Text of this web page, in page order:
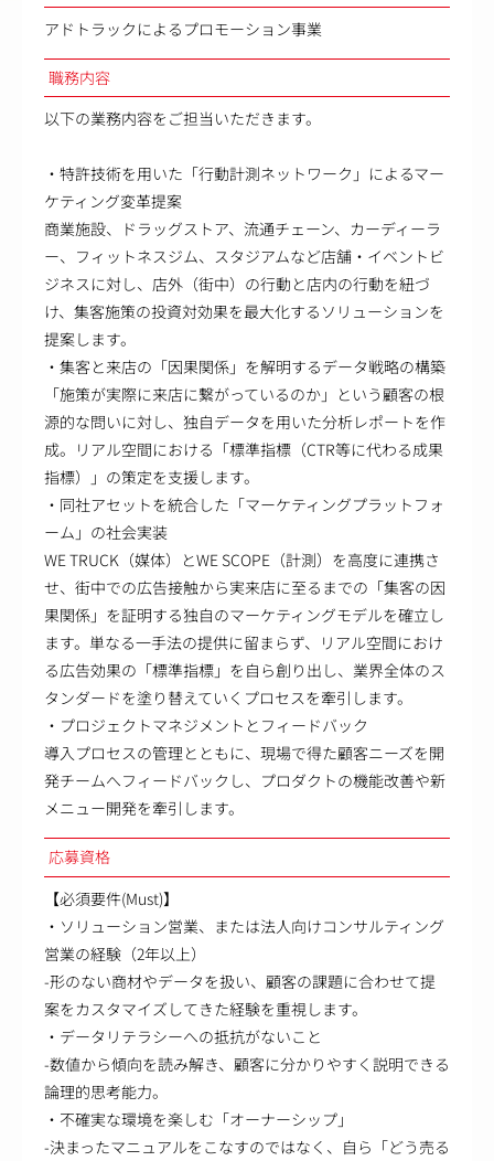
アドトラックによるプロモーション事業
職務内容
以下の業務内容をご担当いただきます。
・特許技術を用いた「行動計測ネットワーク」によるマー
ケティング変革提案
商業施設、ドラッグストア、流通チェーン、カーディーラ
ー、フィットネスジム、スタジアムなど店舗・イベントビ
ジネスに対し、店外（街中）の行動と店内の行動を紐づ
け、集客施策の投資対効果を最大化するソリューションを
提案します。
・集客と来店の「因果関係」を解明するデータ戦略の構築
「施策が実際に来店に繋がっているのか」という顧客の根
源的な問いに対し、独自データを用いた分析レポートを作
成。リアル空間における「標準指標（CTR等に代わる成果
指標）」の策定を支援します。
・同社アセットを統合した「マーケティングプラットフォ
ーム」の社会実装
WE TRUCK（媒体）とWE SCOPE（計測）を高度に連携さ
せ、街中での広告接触から実来店に至るまでの「集客の因
果関係」を証明する独自のマーケティングモデルを確立し
ます。単なる一手法の提供に留まらず、リアル空間におけ
る広告効果の「標準指標」を自ら創り出し、業界全体のス
タンダードを塗り替えていくプロセスを牽引します。
・プロジェクトマネジメントとフィードバック
導入プロセスの管理とともに、現場で得た顧客ニーズを開
発チームへフィードバックし、プロダクトの機能改善や新
メニュー開発を牽引します。
応募資格
【必須要件(Must)】
・ソリューション営業、または法人向けコンサルティング
営業の経験（2年以上）
-形のない商材やデータを扱い、顧客の課題に合わせて提
案をカスタマイズしてきた経験を重視します。
・データリテラシーへの抵抗がないこと
-数値から傾向を読み解き、顧客に分かりやすく説明できる
論理的思考能力。
・不確実な環境を楽しむ「オーナーシップ」
-決まったマニュアルをこなすのではなく、自ら「どう売る